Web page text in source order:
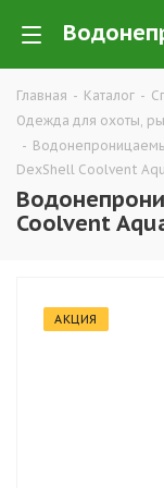
Главная - Каталог -
Одежда для охоты,
-
DexShell Coolvent
Coolvent
АКЦИЯ